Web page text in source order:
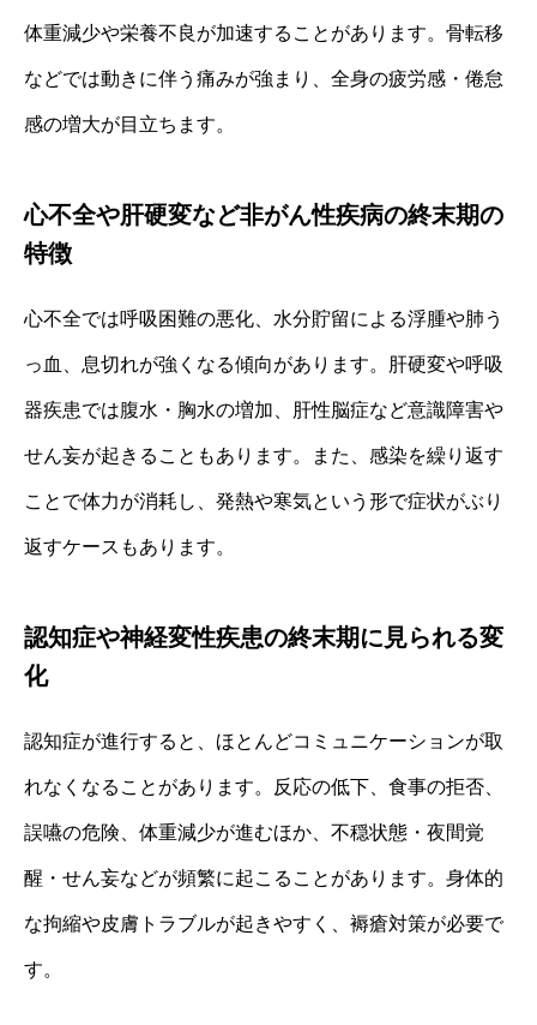
体重減少や栄養不良が加速することがあります。骨転移
などでは動きに伴う痛みが強まり、全身の疲労感・倦怠
感の増大が目立ちます。
心不全や肝硬変など非がん性疾病の終末期の
特徴
心不全では呼吸困難の悪化、水分貯留による浮腫や肺う
っ血、息切れが強くなる傾向があります。肝硬変や呼吸
器疾患では腹水・胸水の増加、肝性脳症など意識障害や
せん妄が起きることもあります。また、感染を繰り返す
ことで体力が消耗し、発熱や寒気という形で症状がぶり
返すケースもあります。
認知症や神経変性疾患の終末期に見られる変
化
認知症が進行すると、ほとんどコミュニケーションが取
れなくなることがあります。反応の低下、食事の拒否、
誤嚥の危険、体重減少が進むほか、不穏状態・夜間覚
醒・せん妄などが頻繁に起こることがあります。身体的
な拘縮や皮膚トラブルが起きやすく、褥瘡対策が必要で
す。